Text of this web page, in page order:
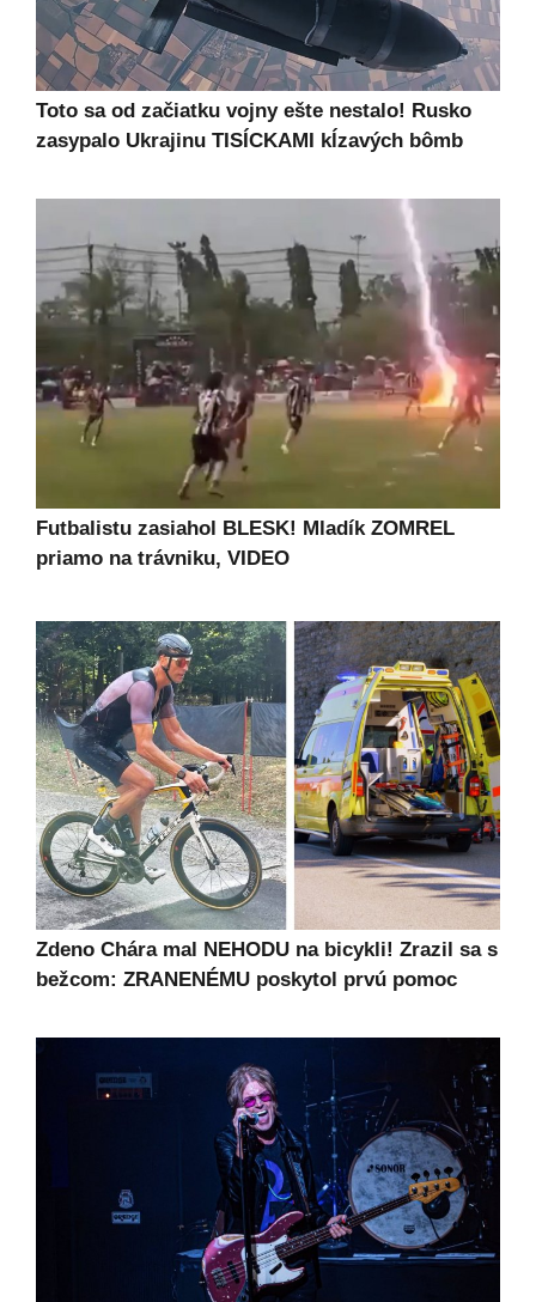
Toto sa od začiatku vojny ešte nestalo! Rusko
zasypalo Ukrajinu TISÍCKAMI kĺzavých bômb
Futbalistu zasiahol BLESK! Mladík ZOMREL
priamo na trávniku, VIDEO
Zdeno Chára mal NEHODU na bicykli! Zrazil sa s
bežcom: ZRANENÉMU poskytol prvú pomoc